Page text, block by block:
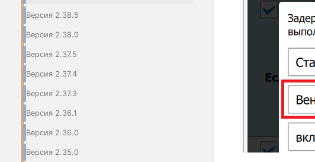
Версия 2.38.5
Версия 2.38.0
Версия 2.37.5
Версия 2.37.4
Версия 2.37.3
Версия 2.36.1
Версия 2.36.0
Версия 2.35.0